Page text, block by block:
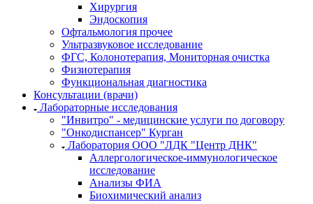
Хирургия
Эндоскопия
Офтальмология прочее
Ультразвуковое исследование
ФГС, Колонотерапия, Мониторная очистка
Физиотерапия
Функциональная диагностика
Консультации (врачи)
Лабораторные исследования
"Инвитро" - медицинские услуги по договору
"Онкодиспансер" Курган
Лаборатория ООО "ЛДК "Центр ДНК"
Аллергологическое-иммунологическое
исследование
Анализы ФИА
Биохимический анализ